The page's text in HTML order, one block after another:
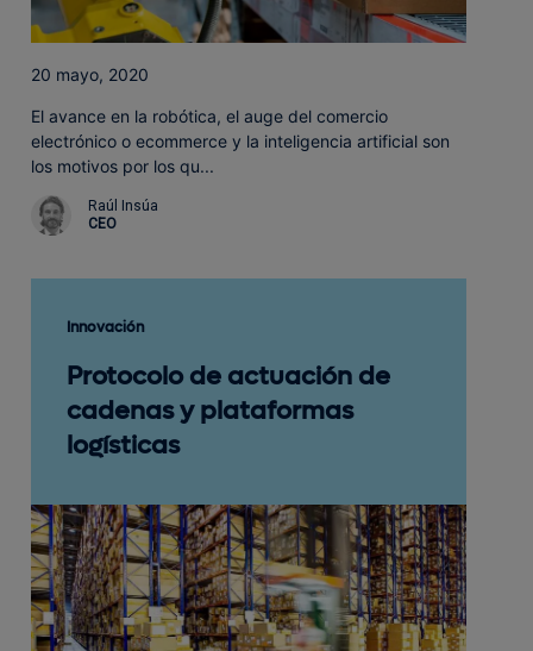
20 mayo, 2020
El avance en la robótica, el auge del comercio
electrónico o ecommerce y la inteligencia artificial son
los motivos por los qu...
Raúl Insúa
CEO
Innovación
Protocolo de actuación de
cadenas y plataformas
logísticas